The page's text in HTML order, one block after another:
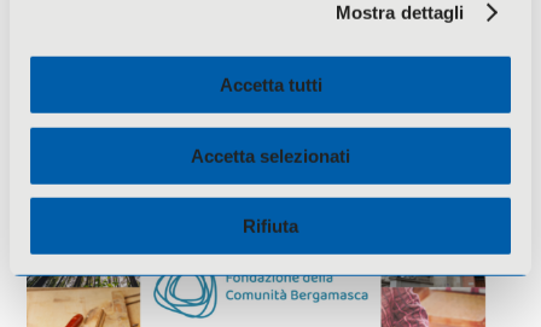
Mostra dettagli
Accetta tutti
Accetta selezionati
Rifiuta
Regione Lombardia- Avviso Unico Cultura
2026